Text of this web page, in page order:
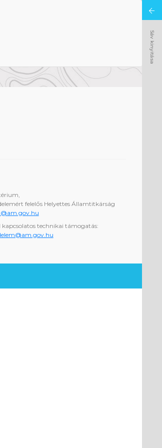
felelős Helyettes Államtitkárság
kapcsolatos technikai támogatás:
Sáv kinyitása